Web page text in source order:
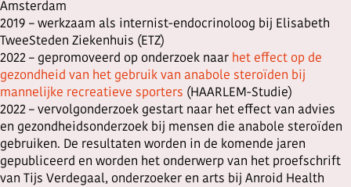
Amsterdam
2019 – werkzaam als internist-endocrinoloog bij Elisabeth
TweeSteden Ziekenhuis (ETZ)
2022 – gepromoveerd op onderzoek naar het effect op de
gezondheid van het gebruik van anabole steroïden bij
mannelijke recreatieve sporters (HAARLEM-Studie)
2022 – vervolgonderzoek gestart naar het effect van advies
en gezondheidsonderzoek bij mensen die anabole steroïden
gebruiken. De resultaten worden in de komende jaren
gepubliceerd en worden het onderwerp van het proefschrift
van Tijs Verdegaal, onderzoeker en arts bij Anroid Health